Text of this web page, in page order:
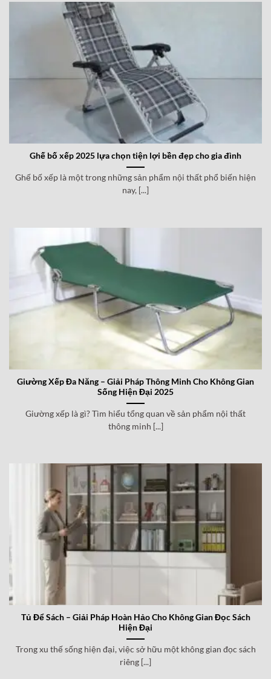
Ghế bố xếp 2025 lựa chọn tiện lợi bền đẹp cho gia đình
Ghế bố xếp là một trong những sản phẩm nội thất phổ biến hiện
nay, [...]
Giường Xếp Đa Năng – Giải Pháp Thông Minh Cho Không Gian
Sống Hiện Đại 2025
Giường xếp là gì? Tìm hiểu tổng quan về sản phẩm nội thất
thông minh [...]
Tủ Để Sách – Giải Pháp Hoàn Hảo Cho Không Gian Đọc Sách
Hiện Đại
Trong xu thế sống hiện đại, việc sở hữu một không gian đọc sách
riêng [...]